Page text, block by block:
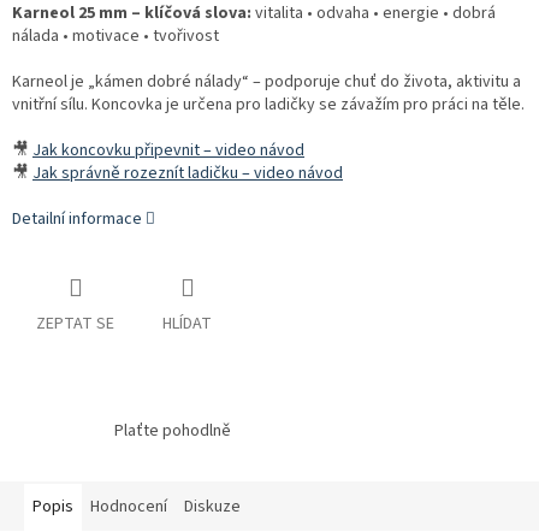
Karneol 25 mm – klíčová slova: vitalita • odvaha • energie • dobrá
nálada • motivace • tvořivost
Karneol je „kámen dobré nálady“ – podporuje chuť do života, aktivitu a
vnitřní sílu. Koncovka je určena pro ladičky se závažím pro práci na těle.
🎥 Jak koncovku připevnit – video návod
🎥 Jak správně rozeznít ladičku – video návod
Detailní informace
ZEPTAT SE HLÍDAT
Plaťte pohodlně
Popis Hodnocení Diskuze